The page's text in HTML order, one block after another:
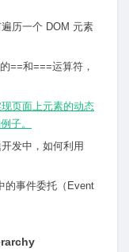
历⼀个 DOM 元素
==和===运算符，
页⾯上元素的动态
⼦。
发中，如何利⽤
的事件委托（Event